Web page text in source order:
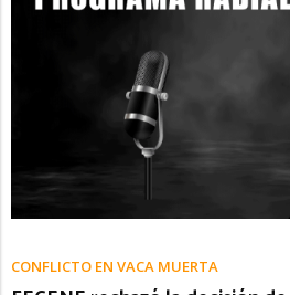
CONFLICTO EN VACA MUERTA